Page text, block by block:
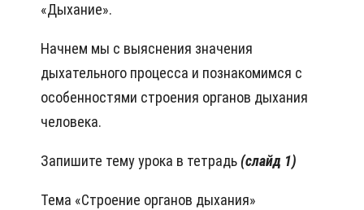
«Дыхание».
Начнем мы с выяснения значения
дыхательного процесса и познакомимся с
особенностями строения органов дыхания
человека.
Запишите тему урока в тетрадь(слайд 1)
Тема «Строение органов дыхания»